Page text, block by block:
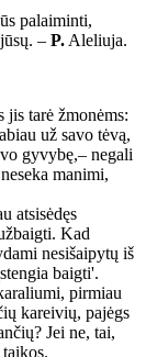
palaiminti,
– P. Aleliuja.
tarė žmonėms:
už savo tėvą,
gyvybę,– negali
manimi,
atsisėdęs
Kad
nesišaipytų iš
baigti'.
pirmiau
kareivių, pajėgs
Jei ne, tai,